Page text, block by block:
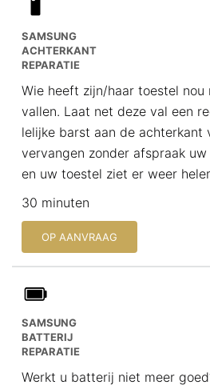
SAMSUNG
ACHTERKANT
REPARATIE
Wie heeft zijn/haar toestel nou
vallen. Laat net deze val een
lelijke barst aan de achterkant
vervangen zonder afspraak
en uw toestel ziet er weer
30 minuten
OP AANVRAAG
SAMSUNG
BATTERIJ
REPARATIE
Werkt u batterij niet meer